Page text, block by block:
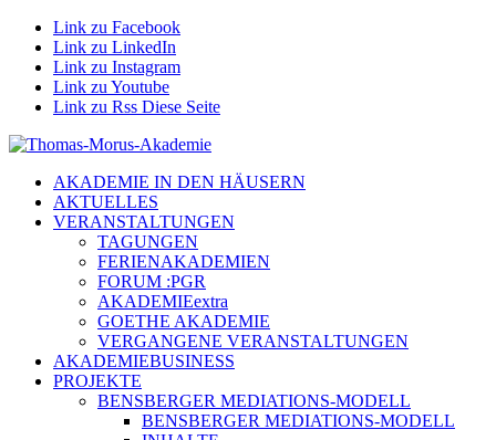
Link zu Facebook
Link zu LinkedIn
Link zu Instagram
Link zu Youtube
Link zu Rss Diese Seite
AKADEMIE IN DEN HÄUSERN
AKTUELLES
VERANSTALTUNGEN
TAGUNGEN
FERIENAKADEMIEN
FORUM :PGR
AKADEMIEextra
GOETHE AKADEMIE
VERGANGENE VERANSTALTUNGEN
AKADEMIEBUSINESS
PROJEKTE
BENSBERGER MEDIATIONS-MODELL
BENSBERGER MEDIATIONS-MODELL